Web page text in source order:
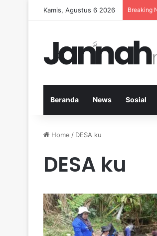
Kamis, Agustus 6 2026 Breaking
Beranda News Sosial
Home / DESA ku
DESA ku